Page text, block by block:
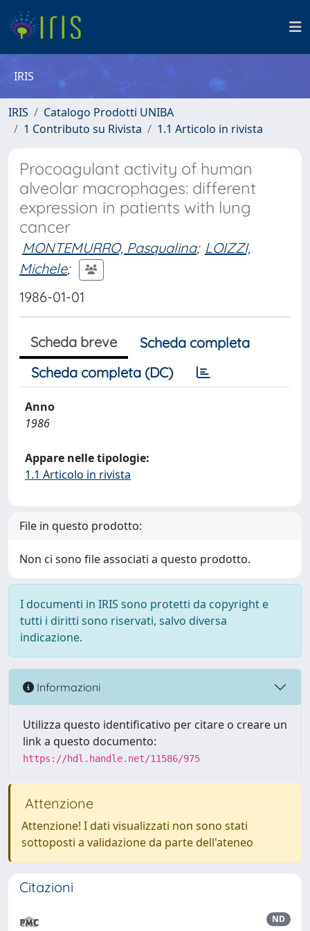
IRIS
IRIS
Catalogo Prodotti UNIBA
1 Contributo su Rivista
1.1 Articolo in rivista
Procoagulant activity of human
alveolar macrophages: different
expression in patients with lung
cancer
MONTEMURRO, Pasqualina; LOIZZI,
Michele;
1986-01-01
Scheda breve
Scheda completa
Scheda completa (DC)
Anno
1986
Appare nelle tipologie:
1.1 Articolo in rivista
File in questo prodotto:
Non ci sono file associati a questo prodotto.
I documenti in IRIS sono protetti da copyright e
tutti i diritti sono riservati, salvo diversa
indicazione.
Informazioni
Utilizza questo identificativo per citare o creare un
link a questo documento:
https://hdl.handle.net/11586/975
Attenzione
Attenzione! I dati visualizzati non sono stati
sottoposti a validazione da parte dell'ateneo
Citazioni
ND